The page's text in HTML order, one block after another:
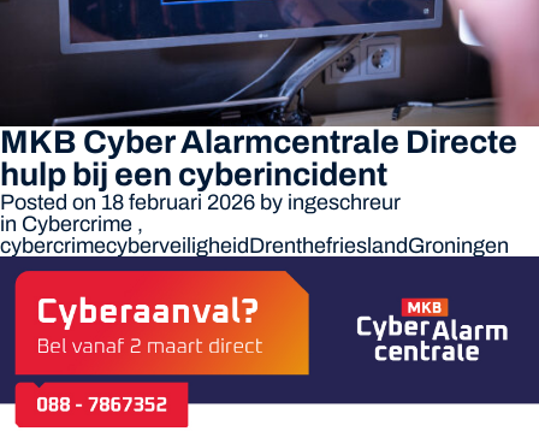
MKB Cyber Alarmcentrale Directe
hulp bij een cyberincident
Posted on 18 februari 2026 by ingeschreur
in Cybercrime ,
cybercrimecyberveiligheidDrenthefrieslandGroningen